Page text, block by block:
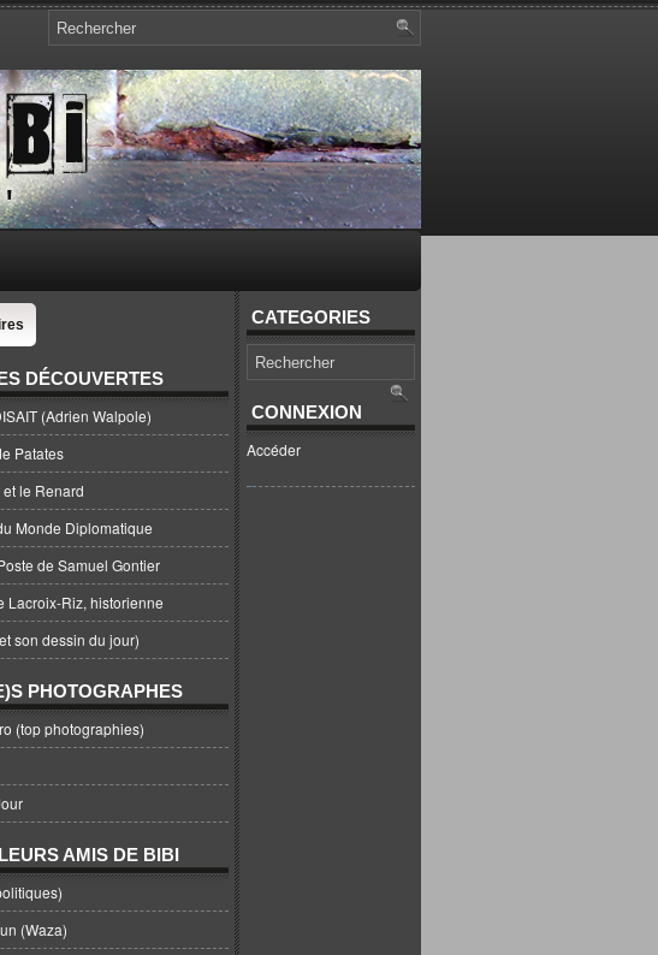
DÉCOUVERTES
(Adrien Walpole)
Patates
le Renard
Monde Diplomatique
de Samuel Gontier
Lacroix-Riz, historienne
son dessin du jour)
PHOTOGRAPHES
(top photographies)
AMIS DE BIBI
(Waza)
CATEGORIES
CONNEXION
Accéder